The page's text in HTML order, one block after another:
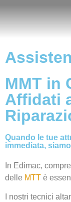
MMT in
Affidati
Quando le tue
immediata,
In Edimac,
delle MTT è
I nostri tecnici